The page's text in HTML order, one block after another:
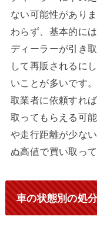
ない可能性があり
わらず、基本的に
ディーラーが引き
して再販されるに
いことが多いです
取業者に依頼すれ
取ってもらえる可
や走行距離が少な
ぬ高値で買い取っ
車の状態別の処